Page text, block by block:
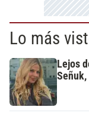
Lo más
Lejos